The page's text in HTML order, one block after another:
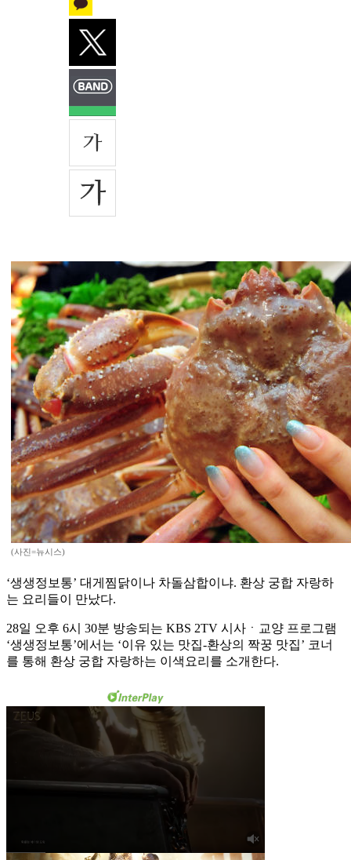
(사진=뉴시스)
‘생생정보통’ 대게찜닭이나 차돌삼합이냐. 환상 궁합 자랑하
는 요리들이 만났다.
28일 오후 6시 30분 방송되는 KBS 2TV 시사ㆍ교양 프로그램
‘생생정보통’에서는 ‘이유 있는 맛집-환상의 짝꿍 맛집’ 코너
를 통해 환상 궁합 자랑하는 이색요리를 소개한다.